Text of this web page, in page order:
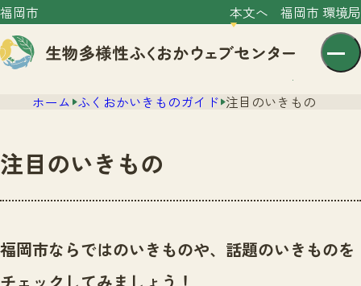
福岡市 本文へ 福岡市 環境局
センター紹介
センター紹介TOP
サイトポリシー
ニュース
ホーム ふくおかいきものガイド 注目のいきもの
注目のいきもの
福岡市ならではのいきものや、話題のいきものを